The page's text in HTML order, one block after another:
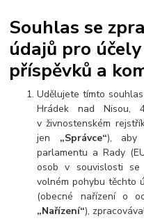
Souhlas se
údajů pro
příspěvků a
Udělujete tímto
Hrádek nad Nisou,
v živnostenském
jen „Správce“), aby
parlamentu a Rady
osob v souvislosti se
volném pohybu těchto
(obecné nařízení o
„Nařízení“),